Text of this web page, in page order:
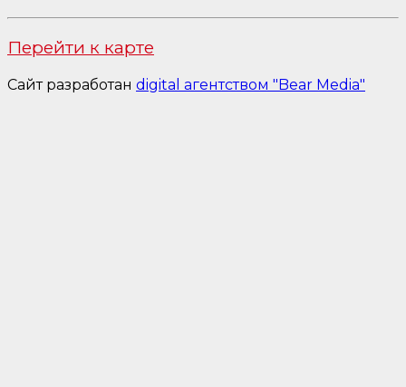
Перейти к карте
Сайт разработан digital агентством "Bear Media"